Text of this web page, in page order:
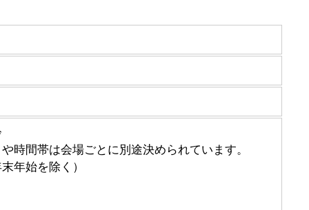
間帯は会場ごとに別途決められています。
年始を除く）